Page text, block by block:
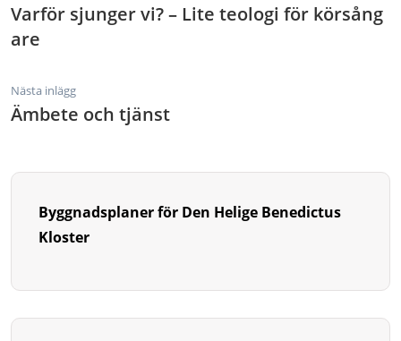
Varför sjunger vi? – Lite teologi för körsång
are
Nästa inlägg
Ämbete och tjänst
Byggnadsplaner för Den Helige Benedictus
Kloster